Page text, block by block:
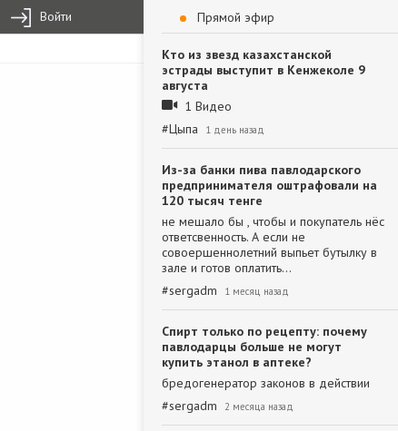
Войти Прямой эфир
Кто из звезд казахстанской
эстрады выступит в Кенжеколе 9
августа
1 Видео
#Цыпа 1 день назад
Из-за банки пива павлодарского
предпринимателя оштрафовали на
120 тысяч тенге
не мешало бы , чтобы и покупатель нёс
ответсвенность. А если не
совоершеннолетний выпьет бутылку в
зале и готов оплатить…
#sergadm 1 месяц назад
Спирт только по рецепту: почему
павлодарцы больше не могут
купить этанол в аптеке?
бредогенератор законов в действии
#sergadm 2 месяца назад